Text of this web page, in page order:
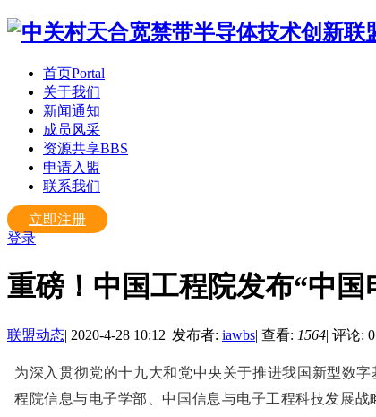
首页Portal
关于我们
新闻通知
成员风采
资源共享BBS
申请入盟
联系我们
立即注册
登录
重磅！中国工程院发布“中
联盟动态| 2020-4-28 10:12| 发布者: iawbs| 查看: 1564| 评论: 0
为深入贯彻党的十九大和党中央关于推进我国新型数
程院信息与电子学部、中国信息与电子工程科技发展